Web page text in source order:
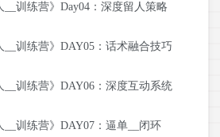
__训练营》Day04：深度留人策略
__训练营》DAY05：话术融合技巧
__训练营》DAY06：深度互动系统
__训练营》DAY07：逼单__闭环